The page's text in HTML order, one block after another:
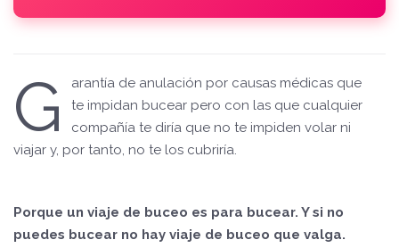
G
arantía de anulación por causas médicas que
te impidan bucear pero con las que cualquier
compañía te diría que no te impiden volar ni
viajar y, por tanto, no te los cubriría.
Porque un viaje de buceo es para bucear. Y si no
puedes bucear no hay viaje de buceo que valga.